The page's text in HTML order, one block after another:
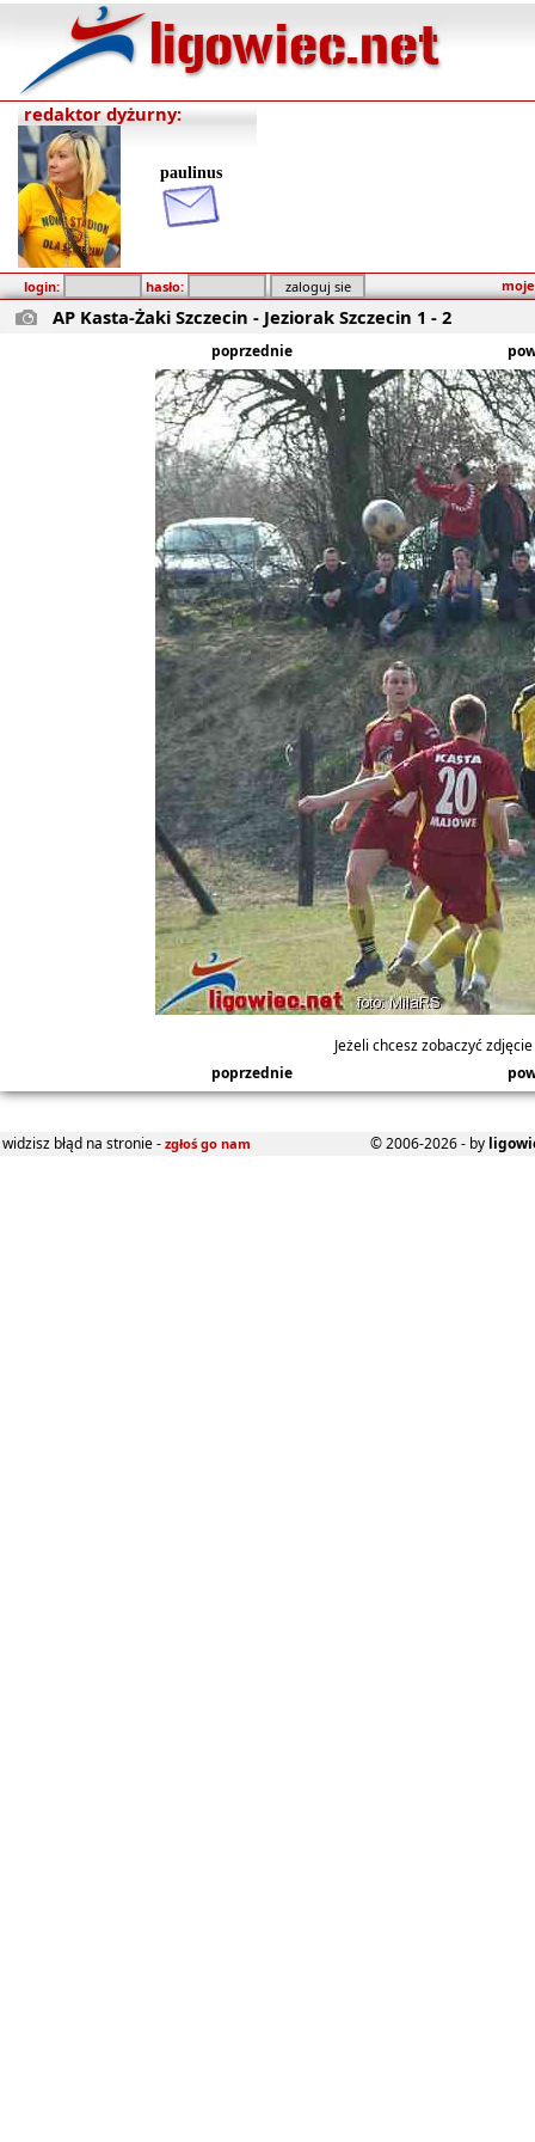
redaktor dyżurny:
paulinus
login: hasło:
AP Kasta-Żaki Szczecin - Jeziorak Szczecin 1 - 2
poprzednie
Jeżeli chcesz zobaczyć
poprzednie
widzisz błąd na stronie - zgłoś go nam © 2006-2026 - by